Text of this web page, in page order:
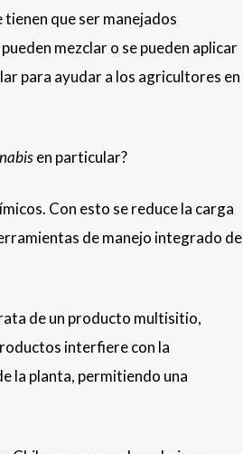
que ser manejados
mezclar o se pueden aplicar
para ayudar a los agricultores en
en particular?
Con esto se reduce la carga
de manejo integrado de
de un producto multisitio,
interfiere con la
la planta, permitiendo una